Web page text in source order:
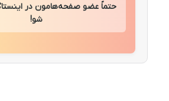
حتماً عضو صفحه‌هامون در
شو!